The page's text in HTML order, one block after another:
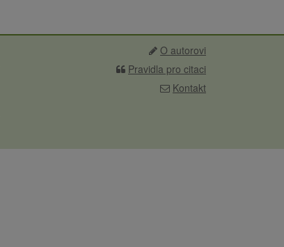
O autorovi
Pravidla pro citaci
Kontakt